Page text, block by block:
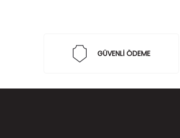
GÜVENLİ ÖDEME